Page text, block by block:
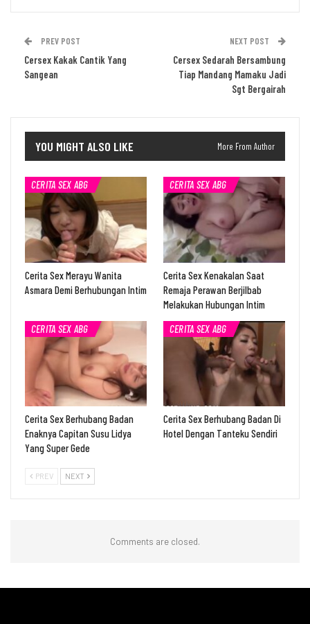
PREV POST
Cersex Kakak Cantik Yang
Sangean
NEXT POST
Cersex Sedarah Bersambung
Tiap Mandang Mamaku Jadi
Sgt Bergairah
YOU MIGHT ALSO LIKE More From Author
CERITA SEX ABG
Cerita Sex Merayu Wanita
Asmara Demi Berhubungan Intim
CERITA SEX ABG
Cerita Sex Kenakalan Saat
Remaja Perawan Berjilbab
Melakukan Hubungan Intim
CERITA SEX ABG
Cerita Sex Berhubang Badan
Enaknya Capitan Susu Lidya
Yang Super Gede
CERITA SEX ABG
Cerita Sex Berhubang Badan Di
Hotel Dengan Tanteku Sendiri
PREV NEXT
Comments are closed.